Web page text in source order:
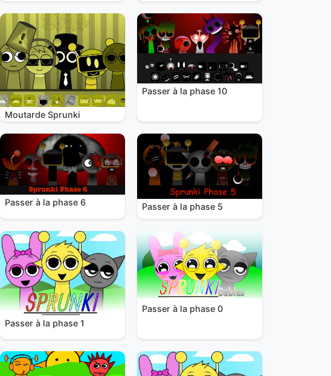
Moutarde Sprunki
Passer à la phase 10
Passer à la phase 6 Passer à la phase 5
Passer à la phase 1
Passer à la phase 0